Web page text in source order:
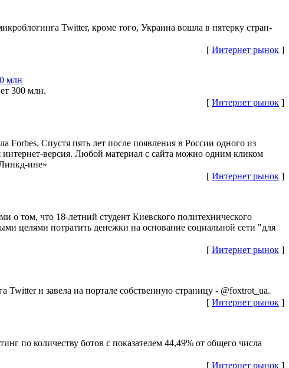
Twitter, кроме того, Украина вошла в пятерку стран-
[ Интернет рынок ]
млн
300 млн.
[ Интернет рынок ]
Спустя пять лет после появления в России одного из
версия. Любой материал с сайта можно одним кликом
ине»
[ Интернет рынок ]
о том, что 18-летний студент Киевского политехнического
целями потратить денежки на основание социальной сети "для
[ Интернет рынок ]
и завела на портале собственную страницу - @foxtrot_ua.
[ Интернет рынок ]
по количеству ботов с показателем 44,49% от общего числа
[ Интернет рынок ]